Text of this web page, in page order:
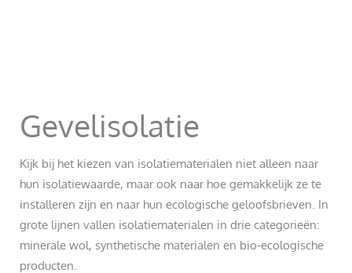
Gevelisolatie
Kijk bij het kiezen van isolatiematerialen niet alleen naar
hun isolatiewaarde, maar ook naar hoe gemakkelijk ze te
installeren zijn en naar hun ecologische geloofsbrieven. In
grote lijnen vallen isolatiematerialen in drie categorieën:
minerale wol, synthetische materialen en bio-ecologische
producten.